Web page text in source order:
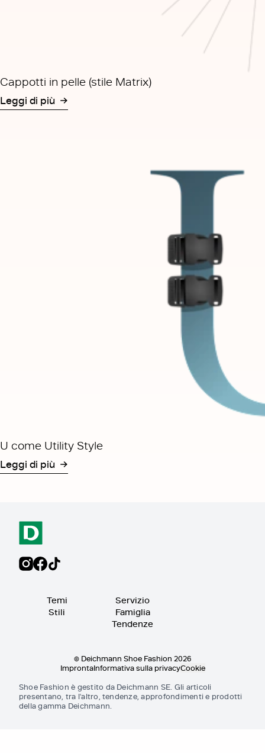
Cappotti in pelle (stile Matrix)
Leggi di più
U come Utility Style
Leggi di più
Temi
Stili
Servizio
Famiglia
Tendenze
© Deichmann Shoe Fashion 2026
ImprontaInformativa sulla privacyCookie
Shoe Fashion è gestito da Deichmann SE. Gli articoli
presentano, tra l'altro, tendenze, approfondimenti e prodotti
della gamma Deichmann.